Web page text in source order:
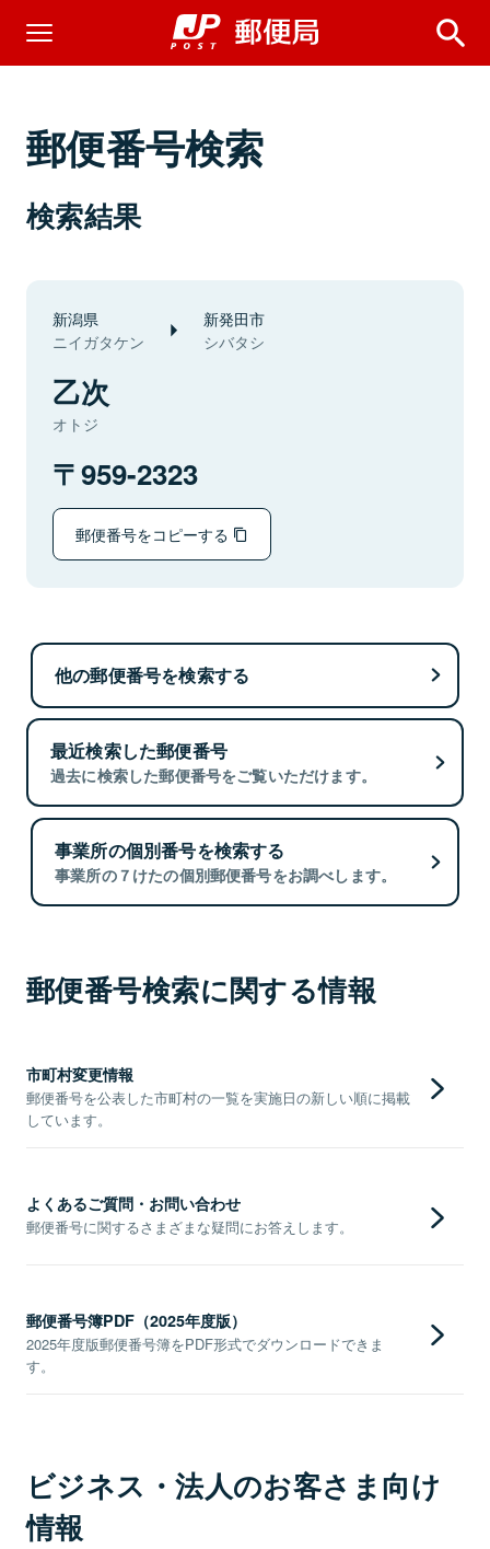
郵便番号検索
検索結果
新潟県
ニイガタケン
新発田市
シバタシ
乙次
オトジ
959-2323
郵便番号をコピーする
他の郵便番号を検索する
最近検索した郵便番号
過去に検索した郵便番号をご覧いただけます。
事業所の個別番号を検索する
事業所の７けたの個別郵便番号をお調べします。
郵便番号検索に関する情報
市町村変更情報
郵便番号を公表した市町村の一覧を実施日の新しい順に掲載
しています。
よくあるご質問・お問い合わせ
郵便番号に関するさまざまな疑問にお答えします。
郵便番号簿PDF（2025年度版）
2025年度版郵便番号簿をPDF形式でダウンロードできま
す。
ビジネス・法人のお客さま向け
情報